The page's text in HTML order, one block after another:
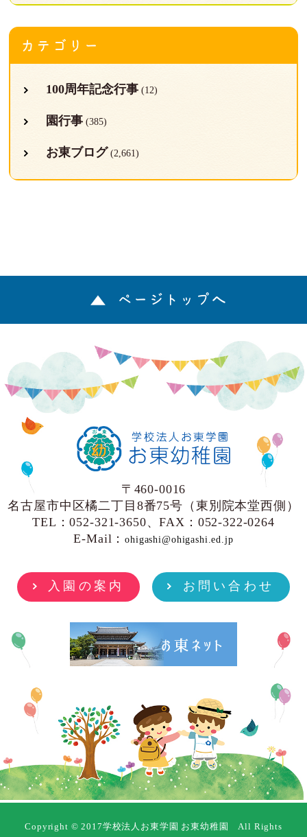
カテゴリー
100周年記念行事(12)
園行事(385)
お東ブログ (2,661)
ページトップへ
〒460-0016
名古屋市中区橘二丁目8番75号（東別院本堂西側）
TEL：052-321-3650、FAX：052-322-0264
E-Mail：ohigashi@ohigashi.ed.jp
入園の案内 お問い合わせ
Copyright © 2017学校法人お東学園 お東幼稚園 All Rights